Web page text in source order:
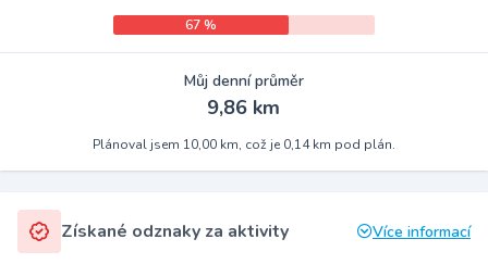
67 %
Můj denní průměr
9,86 km
Plánoval jsem 10,00 km, což je 0,14 km pod plán.
Získané odznaky za aktivity Více informací